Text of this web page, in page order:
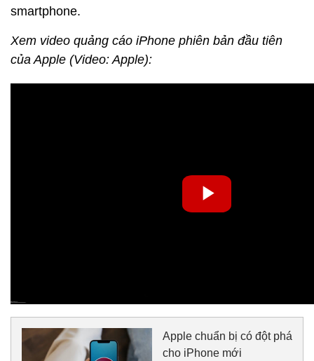
smartphone.
Xem video quảng cáo iPhone phiên bản đầu tiên
của Apple (Video: Apple):
Apple chuẩn bị có đột phá
cho iPhone mới